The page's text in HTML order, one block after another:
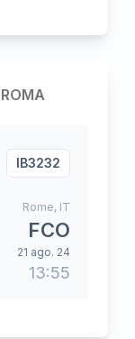
IB3232
Rome, IT
FCO
21 ago. 24
13:55